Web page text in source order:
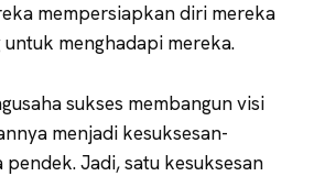
mempersiapkan diri mereka
menghadapi mereka.
sukses membangun visi
menjadi kesuksesan-
pendek. Jadi, satu kesuksesan